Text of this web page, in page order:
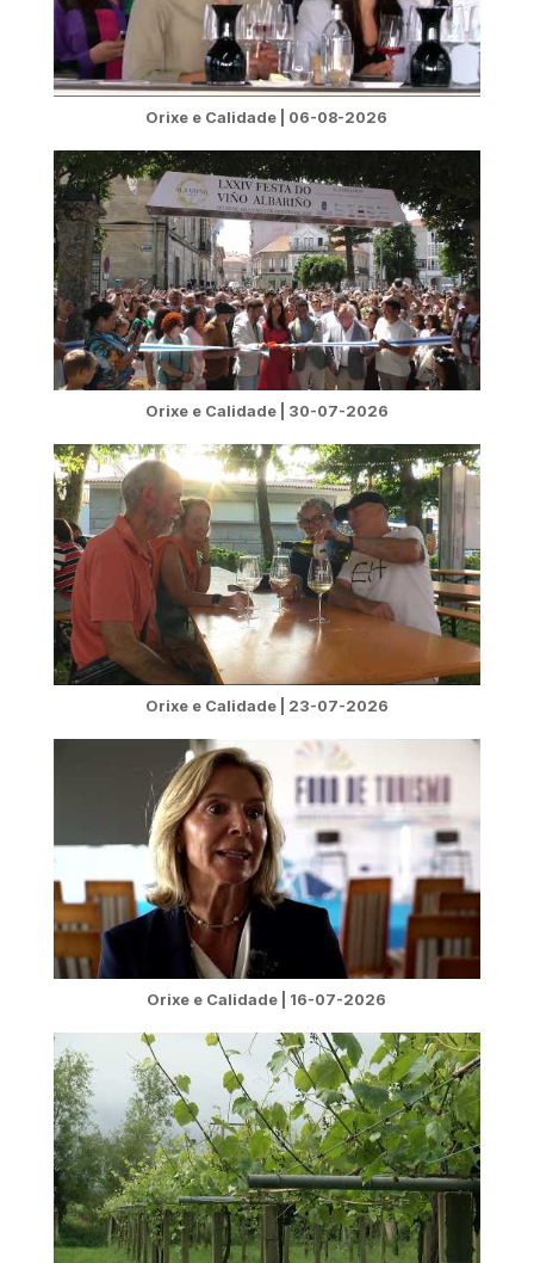
Orixe e Calidade | 06-08-2026
Orixe e Calidade | 30-07-2026
Orixe e Calidade | 23-07-2026
Orixe e Calidade | 16-07-2026